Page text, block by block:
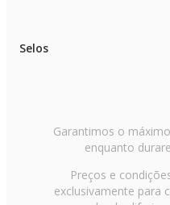
Selos
Garantimos o
enquanto
Preços e
exclusivamente para